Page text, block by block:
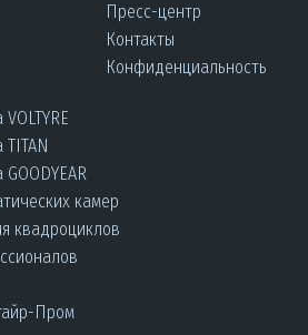
Пресс-центр
Контакты
Конфиденциальность
камер
квадроциклов
Пром